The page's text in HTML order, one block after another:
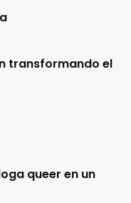
transformando el
queer en un